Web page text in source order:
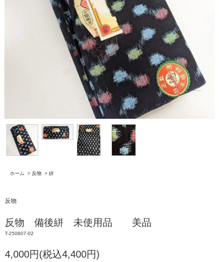
ホーム > 反物 > 絣
反物
反物 備後絣 未使用品 美品
T-250807-02
4,000円(税込4,400円)